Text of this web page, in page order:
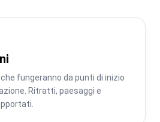
fungeranno da punti di inizio
Ritratti, paesaggi e